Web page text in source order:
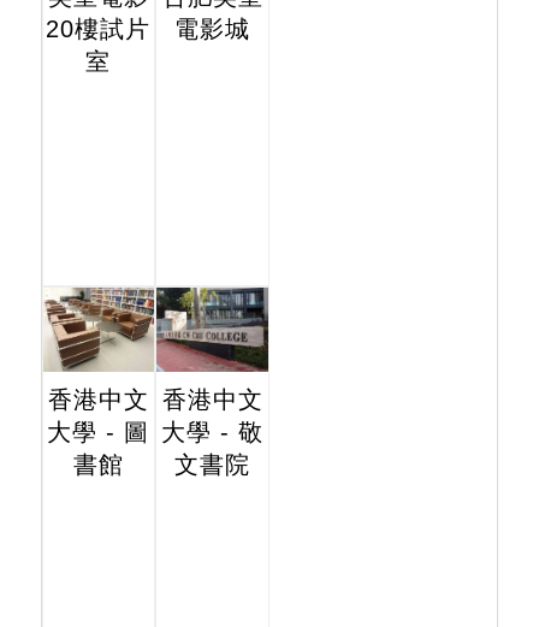
20樓試片
室
電影城
香港中文
大學 - 圖
書館
香港中文
大學 - 敬
文書院